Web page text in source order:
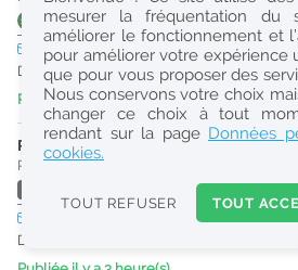
Réinitialiser
2
0
k
m
Consulter les offres de la France
163 1' 164 1' 275 277 1' 93 1' 175 1'+32
CDDtemps partiel Pro
Du 31/10/26 au 30/12/26
Publiée il y a 1 heure(s)
PHARMACIEN (H/F)
Pharmacie d'Officine
1'
Pro
Du 30/09/26 au 30/12/26
mesurer la fréquentation du
améliorer le fonctionnement et
pour améliorer votre expérience
que pour vous proposer des
Nous conservons votre choix
changer ce choix à tout
rendant sur la page Données
cookies.
TOUT REFUSER TOUT